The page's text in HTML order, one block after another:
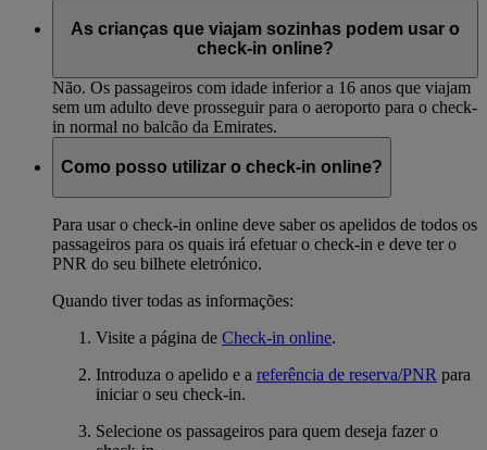
As crianças que viajam sozinhas podem usar o
check-in online?
Não. Os passageiros com idade inferior a 16 anos que viajam
sem um adulto deve prosseguir para o aeroporto para o check-
in normal no balcão da Emirates.
Como posso utilizar o check-in online?
Para usar o check-in online deve saber os apelidos de todos os
passageiros para os quais irá efetuar o check-in e deve ter o
PNR do seu bilhete eletrónico.
Quando tiver todas as informações:
Visite a página de Check-in online.
Introduza o apelido e a referência de reserva/PNR para
iniciar o seu check-in.
Selecione os passageiros para quem deseja fazer o